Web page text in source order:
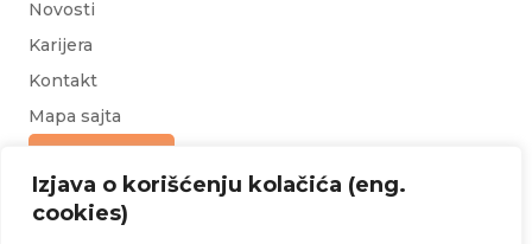
Izjava o korišćenju kolačića (eng.
cookies)
Novosti
Karijera
Kontakt
Mapa sajta
Upit za ponudu